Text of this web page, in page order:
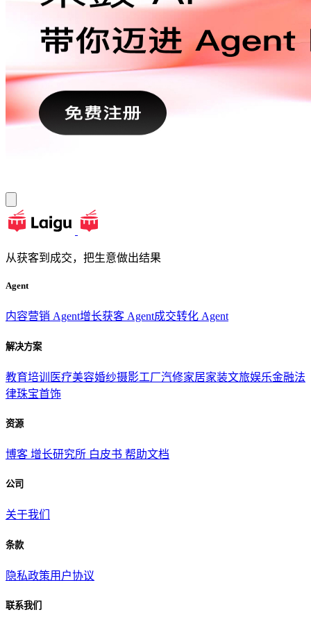
从获客到成交，把生意做出结果
Agent
内容营销 Agent增长获客 Agent成交转化 Agent
解决方案
教育培训 医疗美容婚纱摄影工厂汽修家居家装文旅娱乐金融法
律珠宝首饰
资源
博客 增长研究所 白皮书 帮助文档
公司
关于我们
条款
隐私政策用户协议
联系我们